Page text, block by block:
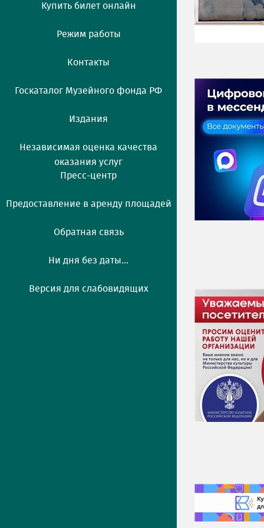
Купить билет онлайн
Режим работы
Контакты
Госкаталог Музейного фонда РФ
Издания
Независимая оценка качества
оказания услуг
Пресс-центр
Предоставление в аренду площадей
Обратная связь
Ни дня без даты...
Версия для слабовидящих